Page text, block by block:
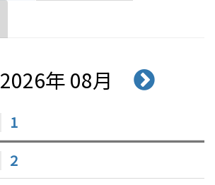
2026年 08月
1
2